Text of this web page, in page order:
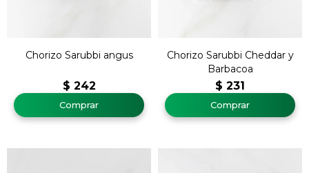
Chorizo Sarubbi angus
$ 242
Chorizo Sarubbi Cheddar y
Barbacoa
$ 231